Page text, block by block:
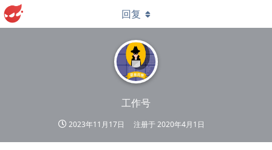
工作号
2023年11月17日 注册于2020年4月1日
回复